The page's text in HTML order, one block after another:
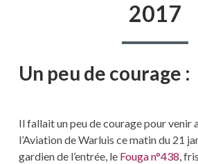
2017
Un peu de courage :
Il fallait un peu de courage pour venir
l’Aviation de Warluis ce matin du 21
gardien de l’entrée, le Fouga n°438,